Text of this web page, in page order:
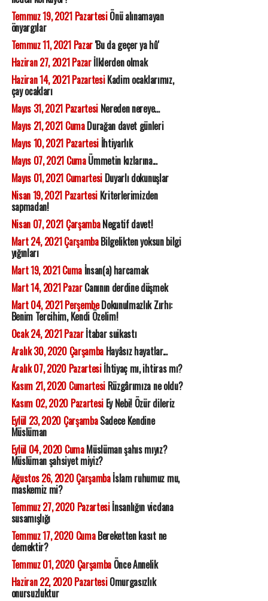
Temmuz 19, 2021 PazartesiÖnü alınamayan
önyargılar
Temmuz 11, 2021 Pazar'Bu da geçer ya hû'
Haziran 27, 2021 Pazarİlklerden olmak
Haziran 14, 2021 PazartesiKadim ocaklarımız,
çay ocakları
Mayıs 31, 2021 PazartesiNereden nereye...
Mayıs 21, 2021 CumaDurağan davet günleri
Mayıs 10, 2021 Pazartesiİhtiyarlık
Mayıs 07, 2021 CumaÜmmetin kızlarına...
Mayıs 01, 2021 CumartesiDuyarlı dokunuşlar
Nisan 19, 2021 PazartesiKriterlerimizden
sapmadan!
Nisan 07, 2021 ÇarşambaNegatif davet!
Mart 24, 2021 ÇarşambaBilgelikten yoksun bilgi
yığınları
Mart 19, 2021 Cumaİnsan(a) harcamak
Mart 14, 2021 PazarCanının derdine düşmek
Mart 04, 2021 PerşembeDokunulmazlık Zırhı:
Benim Tercihim, Kendi Özelim!
Ocak 24, 2021 Pazarİtabar suikastı
Aralık 30, 2020 ÇarşambaHayâsız hayatlar...
Aralık 07, 2020 Pazartesiİhtiyaç mı, ihtiras mı?
Kasım 21, 2020 CumartesiRüzgârımıza ne oldu?
Kasım 02, 2020 PazartesiEy Nebi! Özür dileriz
Eylül 23, 2020 ÇarşambaSadece Kendine
Müslüman
Eylül 04, 2020 CumaMüslüman şahıs mıyız?
Müslüman şahsiyet miyiz?
Ağustos 26, 2020 Çarşambaİslam ruhumuz mu,
maskemiz mi?
Temmuz 27, 2020 Pazartesiİnsanlığın vicdana
susamışlığı
Temmuz 17, 2020 CumaBereketten kasıt ne
demektir?
Temmuz 01, 2020 ÇarşambaÖnce Annelik
Haziran 22, 2020 PazartesiOmurgasızlık
onursuzluktur